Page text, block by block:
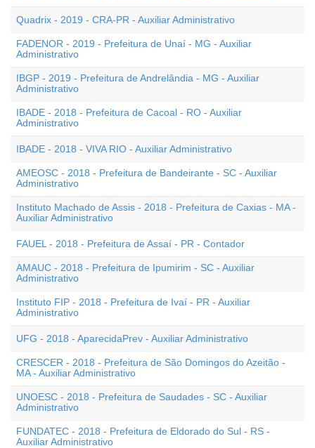
Quadrix - 2019 - CRA-PR - Auxiliar Administrativo
FADENOR - 2019 - Prefeitura de Unaí - MG - Auxiliar
Administrativo
IBGP - 2019 - Prefeitura de Andrelândia - MG - Auxiliar
Administrativo
IBADE - 2018 - Prefeitura de Cacoal - RO - Auxiliar
Administrativo
IBADE - 2018 - VIVA RIO - Auxiliar Administrativo
AMEOSC - 2018 - Prefeitura de Bandeirante - SC - Auxiliar
Administrativo
Instituto Machado de Assis - 2018 - Prefeitura de Caxias - MA -
Auxiliar Administrativo
FAUEL - 2018 - Prefeitura de Assaí - PR - Contador
AMAUC - 2018 - Prefeitura de Ipumirim - SC - Auxiliar
Administrativo
Instituto FIP - 2018 - Prefeitura de Ivaí - PR - Auxiliar
Administrativo
UFG - 2018 - AparecidaPrev - Auxiliar Administrativo
CRESCER - 2018 - Prefeitura de São Domingos do Azeitão -
MA - Auxiliar Administrativo
UNOESC - 2018 - Prefeitura de Saudades - SC - Auxiliar
Administrativo
FUNDATEC - 2018 - Prefeitura de Eldorado do Sul - RS -
Auxiliar Administrativo